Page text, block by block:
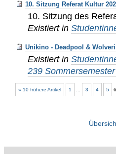
10. Sitzung Referat Kultur
10. Sitzung des
Existiert in
Unikino - Deadpool &
Existiert in
239
« 10 frühere Artikel 1 3 4 5 6